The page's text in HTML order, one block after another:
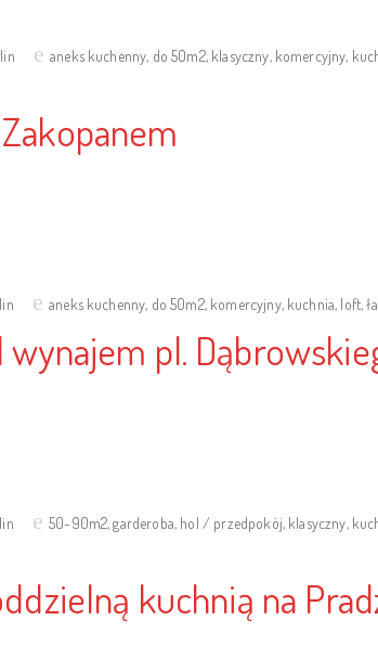
aneks kuchenny, do 50m2, klasyczny, komercyjny,
aneks kuchenny, do 50m2, komercyjny, kuchnia, loft,
pl.
50-90m2,garderoba, hol / przedpokój, klasyczny,
kuchnią na